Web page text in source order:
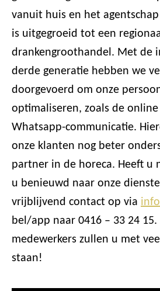
vanuit huis en het
is uitgegroeid tot een
drankengroothandel. Met de
derde generatie hebben we
doorgevoerd om onze
optimaliseren, zoals de
Whatsapp-communicatie.
onze klanten nog beter
partner in de horeca. Heeft u
u benieuwd naar onze
vrijblijvend contact op via
bel/app naar 0416 – 33 24 15.
medewerkers zullen u met
staan!